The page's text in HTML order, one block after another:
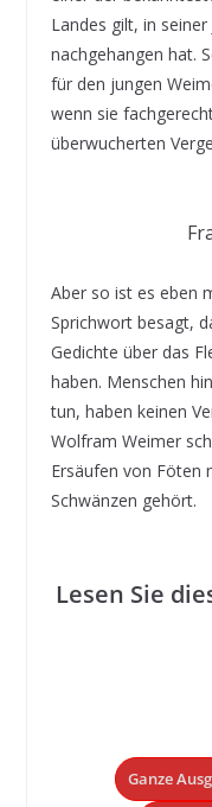
Landes gilt, in
nachgehangen hat.
für den jungen
wenn sie
überwucherten
Aber so ist es eben
Sprichwort besagt,
Gedichte über das
haben. Menschen
tun, haben keinen
Wolfram Weimer
Ersäufen von Föten
Schwänzen gehört.
Lesen Sie
Ganze